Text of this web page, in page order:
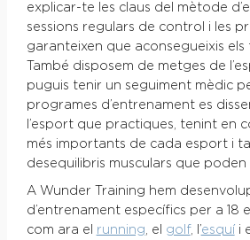
explicar-te les claus del mètode
sessions regulars de control i les
garanteixen que aconsegueixis els
També disposem de metges de
puguis tenir un seguiment mèdic
programes d’entrenament es
l’esport que practiques, tenint en
més importants de cada esport i
desequilibris musculars que poden
A Wunder Training hem
d’entrenament específics per a 18
com ara el
running , el golf, l’esquíi